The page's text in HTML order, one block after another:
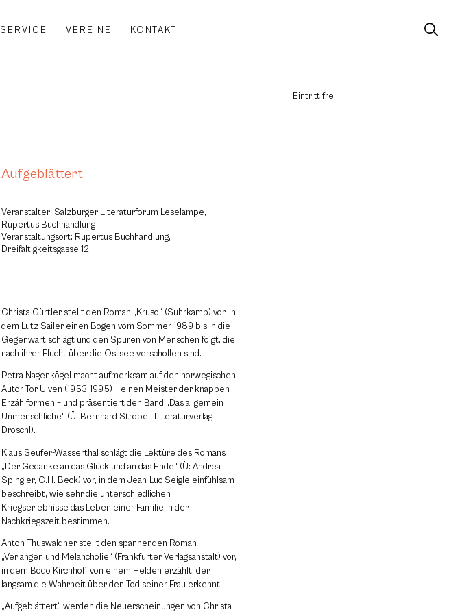
SERVICE VEREINE KONTAKT
Eintritt frei
Aufgeblättert
Veranstalter: Salzburger Literaturforum Leselampe,
Rupertus Buchhandlung
Veranstaltungsort: Rupertus Buchhandlung,
Dreifaltigkeitsgasse 12
Christa Gürtler stellt den Roman „Kruso“ (Suhrkamp) vor, in
dem Lutz Sailer einen Bogen vom Sommer 1989 bis in die
Gegenwart schlägt und den Spuren von Menschen folgt, die
nach ihrer Flucht über die Ostsee verschollen sind.
Petra Nagenkögel macht aufmerksam auf den norwegischen
Autor Tor Ulven (1953-1995) – einen Meister der knappen
Erzählformen – und präsentiert den Band „Das allgemein
Unmenschliche“ (Ü: Bernhard Strobel, Literaturverlag
Droschl).
Klaus Seufer-Wasserthal schlägt die Lektüre des Romans
„Der Gedanke an das Glück und an das Ende“ (Ü: Andrea
Spingler, C.H. Beck) vor, in dem Jean-Luc Seigle einfühlsam
beschreibt, wie sehr die unterschiedlichen
Kriegserlebnisse das Leben einer Familie in der
Nachkriegszeit bestimmen.
Anton Thuswaldner stellt den spannenden Roman
„Verlangen und Melancholie“ (Frankfurter Verlagsanstalt) vor,
in dem Bodo Kirchhoff von einem Helden erzählt, der
langsam die Wahrheit über den Tod seiner Frau erkennt.
„Aufgeblättert“ werden die Neuerscheinungen von Christa